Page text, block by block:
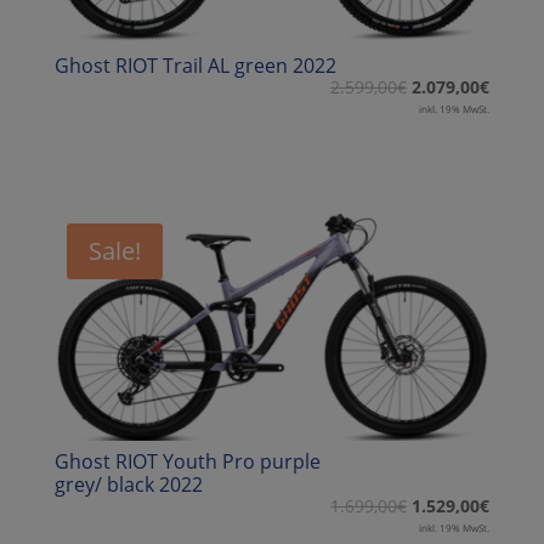
Ghost RIOT Trail AL green 2022
2.599,00€ 2.079,00€
inkl. 19% MwSt.
Sale!
Ghost RIOT Youth Pro purple
grey/ black 2022
1.699,00€ 1.529,00€
inkl. 19% MwSt.